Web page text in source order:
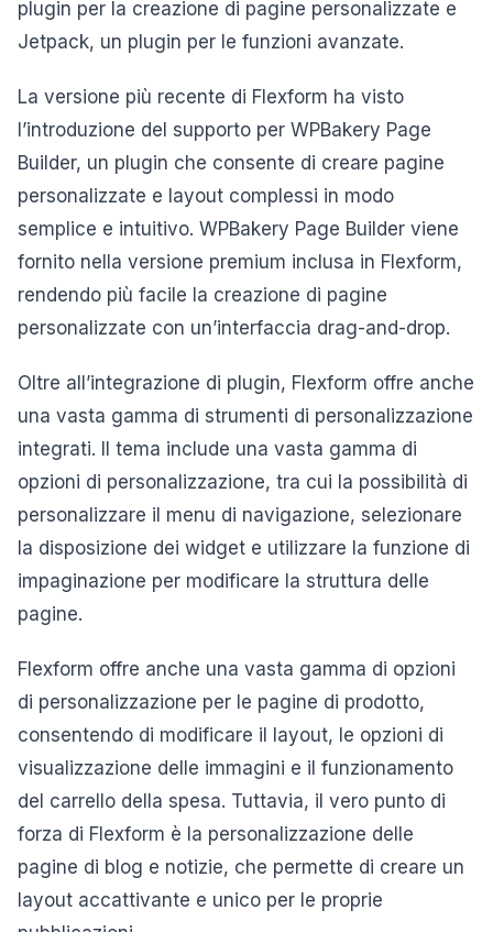
plugin per la creazione di pagine personalizzate e
Jetpack, un plugin per le funzioni avanzate.
La versione più recente di Flexform ha visto
l’introduzione del supporto per WPBakery Page
Builder, un plugin che consente di creare pagine
personalizzate e layout complessi in modo
semplice e intuitivo. WPBakery Page Builder viene
fornito nella versione premium inclusa in Flexform,
rendendo più facile la creazione di pagine
personalizzate con un’interfaccia drag-and-drop.
Oltre all’integrazione di plugin, Flexform offre anche
una vasta gamma di strumenti di personalizzazione
integrati. Il tema include una vasta gamma di
opzioni di personalizzazione, tra cui la possibilità di
personalizzare il menu di navigazione, selezionare
la disposizione dei widget e utilizzare la funzione di
impaginazione per modificare la struttura delle
pagine.
Flexform offre anche una vasta gamma di opzioni
di personalizzazione per le pagine di prodotto,
consentendo di modificare il layout, le opzioni di
visualizzazione delle immagini e il funzionamento
del carrello della spesa. Tuttavia, il vero punto di
forza di Flexform è la personalizzazione delle
pagine di blog e notizie, che permette di creare un
layout accattivante e unico per le proprie